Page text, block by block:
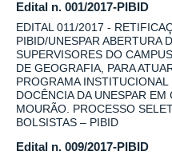
Edital n. 001/2017-PIBID
EDITAL 011/2017 -
PIBID/UNESPAR ABERTURA
SUPERVISORES DO
DE GEOGRAFIA, PARA
PROGRAMA
DOCÊNCIA DA UNESPAR
MOURÃO. PROCESSO
BOLSISTAS – PIBID
Edital n. 009/2017-PIBID